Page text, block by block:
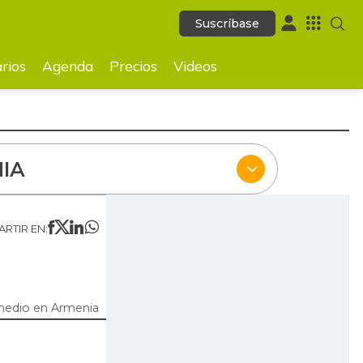
Suscríbase
Videos
Suscríbase
Agenda Precios Videos
EN:
en Armenia